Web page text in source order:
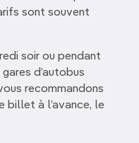
sont souvent
soir ou pendant
d’autobus
recommandons
billet à l’avance, le